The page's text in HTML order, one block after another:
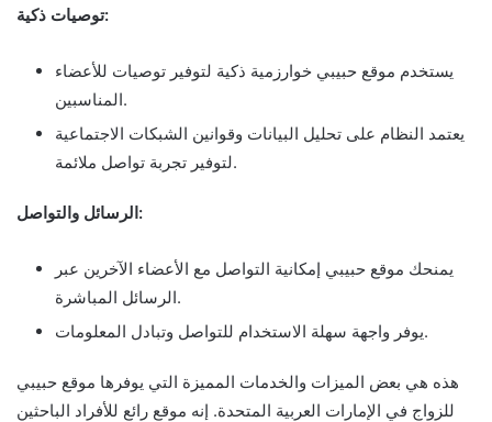
توصيات ذكية:
يستخدم موقع حبيبي خوارزمية ذكية لتوفير توصيات للأعضاء
المناسبين.
يعتمد النظام على تحليل البيانات وقوانين الشبكات الاجتماعية
لتوفير تجربة تواصل ملائمة.
الرسائل والتواصل:
يمنحك موقع حبيبي إمكانية التواصل مع الأعضاء الآخرين عبر
الرسائل المباشرة.
يوفر واجهة سهلة الاستخدام للتواصل وتبادل المعلومات.
هذه هي بعض الميزات والخدمات المميزة التي يوفرها موقع حبيبي
للزواج في الإمارات العربية المتحدة. إنه موقع رائع للأفراد الباحثين